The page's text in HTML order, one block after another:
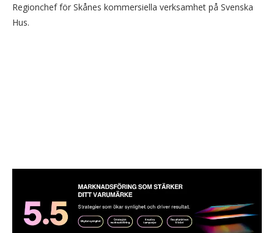
Regionchef för Skånes kommersiella verksamhet på Svenska
Hus.